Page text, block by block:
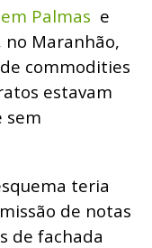
Palmas e
no Maranhão,
commodities
estavam
sem
teria
de notas
de fachada